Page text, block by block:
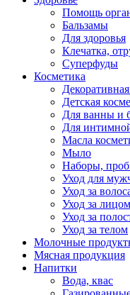
Помощь
Бальзамы
Для здоровья
Клечатка,
Суперфуды
Косметика
Детская
Для ванны и
Для
Масла
Мыло
Наборы,
Уход для
Уход за
Уход за лицом
Уход за
Уход за телом
Молочные
Мясная продукция
Напитки
Вода, квас